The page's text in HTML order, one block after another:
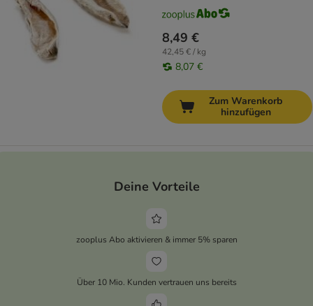
8,49 €
42,45 € / kg
8,07 €
Zum Warenkorb
hinzufügen
Deine Vorteile
zooplus Abo aktivieren & immer 5% sparen
Über 10 Mio. Kunden vertrauen uns bereits